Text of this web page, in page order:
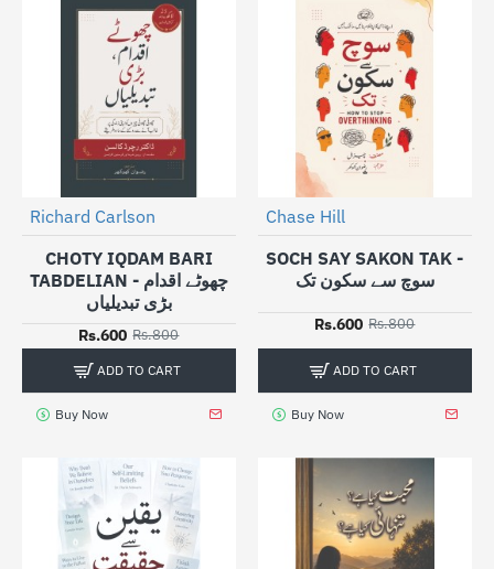
Richard Carlson
CHOTY IQDAM BARI
TABDELIAN - چھوٹے اقدام
بڑی تبدیلیاں
Rs.600 Rs.800
ADD TO CART
Buy Now
Chase Hill
SOCH SAY SAKON TAK -
سوچ سے سکون تک
Rs.600 Rs.800
ADD TO CART
Buy Now